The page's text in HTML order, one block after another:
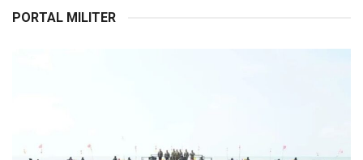
PORTAL MILITER